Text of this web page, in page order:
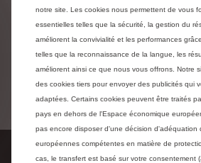
JE CHOISIS MA
DE RECHARGE
notre site. Les cookies nous permettent de vous
essentielles telles que la sécurité, la gestion du
améliorent la convivialité et les performances
telles que la reconnaissance de la langue, les
améliorent ainsi ce que nous vous offrons. Notre
des cookies tiers pour envoyer des publicités qui
adaptées. Certains cookies peuvent être traités
pays en dehors de l'Espace économique
pas encore disposer d'une décision d'adéquation
européennes compétentes en matière de
cas, le transfert est basé sur votre consentement